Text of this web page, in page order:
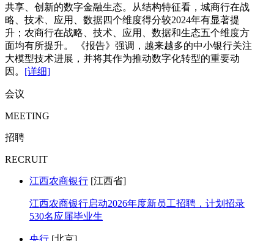
共享、创新的数字金融生态。从结构特征看，城商行在战
略、技术、应用、数据四个维度得分较2024年有显著提
升；农商行在战略、技术、应用、数据和生态五个维度方
面均有所提升。 《报告》强调，越来越多的中小银行关注
大模型技术进展，并将其作为推动数字化转型的重要动
因。 [详细]
会议
MEETING
招聘
RECRUIT
江西农商银行 [江西省]
江西农商银行启动2026年度新员工招聘，计划招录
530名应届毕业生
央行 [北京]